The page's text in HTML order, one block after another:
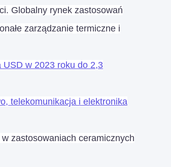
Globalny rynek zastosowań
zarządzanie termiczne i
USD w 2023 roku do 2,3
telekomunikacja i elektronika
zastosowaniach ceramicznych